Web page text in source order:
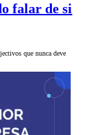
falar de si
que nunca deve